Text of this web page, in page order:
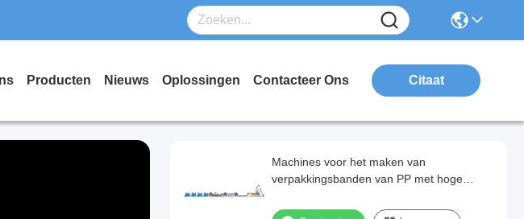
Producten Nieuws Oplossingen Contacteer Ons Citaat
Machines voor het maken van
verpakkingsbanden van PP met hoge